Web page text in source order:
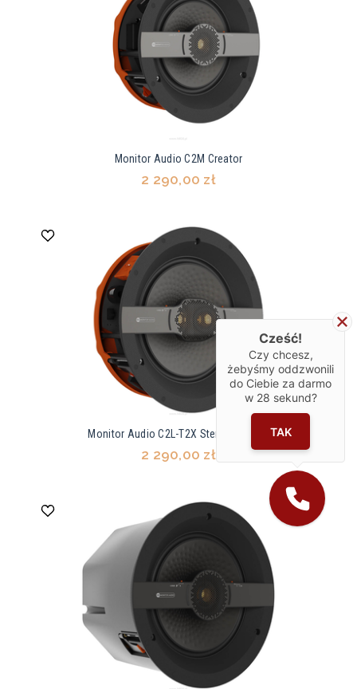
Monitor Audio C2M Creator
2 290,00 zł
Monitor Audio C2L-T2X Stereo Creator
2 290,00 zł
Cześć!
Czy chcesz,
żebyśmy oddzwonili
do Ciebie za darmo
w 28 sekund?
TAK